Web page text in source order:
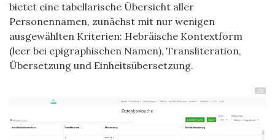
bietet eine tabellarische Übersicht aller
Personennamen, zunächst mit nur wenigen
ausgewählten Kriterien: Hebräische Kontextform
(leer bei epigraphischen Namen), Transliteration,
Übersetzung und Einheitsübersetzung.
28